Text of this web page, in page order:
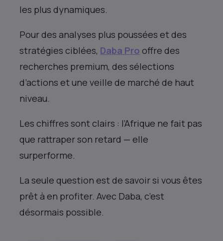
les plus dynamiques.
Pour des analyses plus poussées et des
stratégies ciblées, Daba Pro offre des
recherches premium, des sélections
d’actions et une veille de marché de haut
niveau.
Les chiffres sont clairs : l’Afrique ne fait pas
que rattraper son retard — elle
surperforme.
La seule question est de savoir si vous êtes
prêt à en profiter. Avec Daba, c’est
désormais possible.